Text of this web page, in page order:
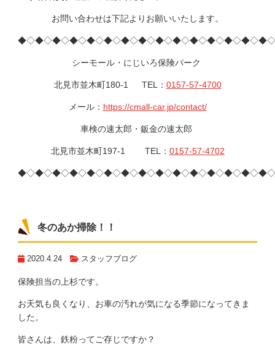
お問い合わせは下記よりお願いいたします。
シーモール・にじいろ保険パーク
北見市並木町180-1 TEL： 0157-57-4700
メール： https://cmall-car.jp/contact/
車検の速太郎・鈑金の速太郎
北見市並木町197-1 TEL： 0157-57-4702
冬のあか掃除！！
2020.4.24 スタッフブログ
保険担当の上杉です。
お天気も良くなり、お車の汚れが気になる季節になってきま
した。
皆さんは、鉄粉ってご存じですか？